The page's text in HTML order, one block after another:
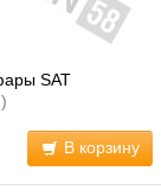
SAT
В корзину